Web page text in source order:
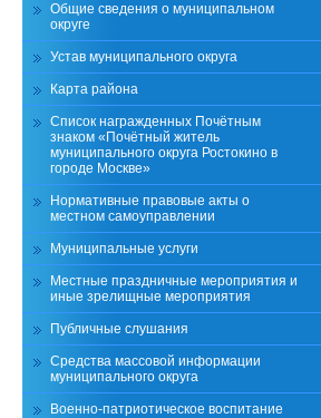
Общие сведения о муниципальном
округе
Устав муниципального округа
Карта района
Список награжденных Почётным
знаком «Почётный житель
муниципального округа Ростокино в
городе Москве»
Нормативные правовые акты о
местном самоуправлении
Муниципальные услуги
Местные праздничные мероприятия и
иные зрелищные мероприятия
Публичные слушания
Средства массовой информации
муниципального округа
Военно-патриотическое воспитание